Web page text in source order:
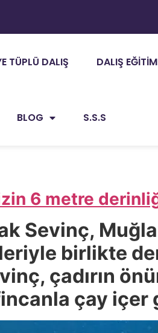
TÜPLÜ DALIŞ DALIŞ
BLOG S.S.S
6 metre
Sevinç,
birlikte
çadırın
çay içer